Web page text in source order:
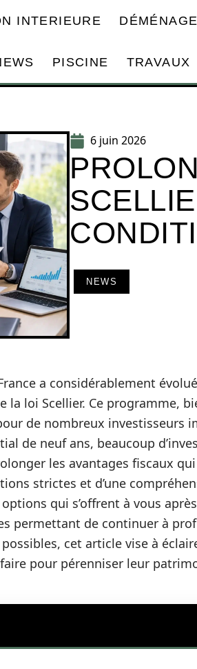
INTERIEURE
PISCINE TRAVAUX
6 juin 2026
NEWS
a considérablement
la loi Scellier. Ce programme,
de nombreux investisseurs
de neuf ans, beaucoup
les avantages fiscaux
strictes et d’une
qui s’offrent à vous
permettant de continuer à
cet article vise à
pour pérenniser leur